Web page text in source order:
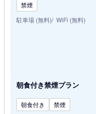
禁煙
駐車場 (無料) WiFi (無料)
朝食付き禁煙プラン
朝食付き
禁煙